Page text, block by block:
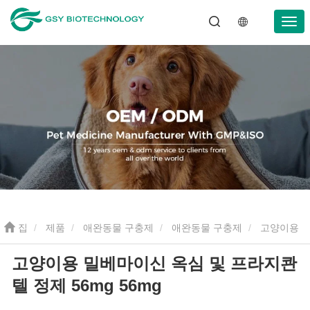
집 제품 애완동물 구충제 애완동물 구충제
밀베마이신 옥심 및 프라지콴텔 정제 56mg 56mg
고양이용 밀베마이신 옥심 및 프라지콴
텔 정제 56mg 56mg